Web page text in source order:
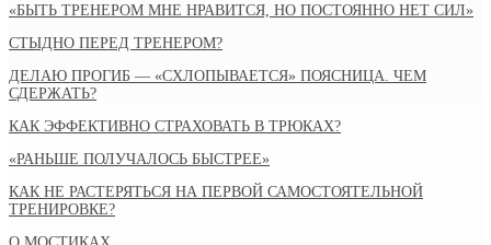
«БЫТЬ ТРЕНЕРОМ МНЕ НРАВИТСЯ, НО ПОСТОЯННО НЕТ СИЛ»
СТЫДНО ПЕРЕД ТРЕНЕРОМ?
ДЕЛАЮ ПРОГИБ — «СХЛОПЫВАЕТСЯ» ПОЯСНИЦА. ЧЕМ
СДЕРЖАТЬ?
КАК ЭФФЕКТИВНО СТРАХОВАТЬ В ТРЮКАХ?
«РАНЬШЕ ПОЛУЧАЛОСЬ БЫСТРЕЕ»
КАК НЕ РАСТЕРЯТЬСЯ НА ПЕРВОЙ САМОСТОЯТЕЛЬНОЙ
ТРЕНИРОВКЕ?